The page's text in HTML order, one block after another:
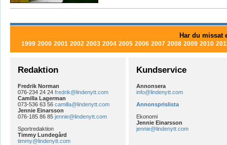
Har du missat
1999 2000 2001 2002 2003 2004 2005 2006 2007 2008 2009 2010
Redaktion
Fredrik Norman
076-234 24 24 fredrik@lindenytt.com
Camilla Lagerman
073-536 63 56 camilla@lindenytt.com
Jennie Einarsson
076-185 86 85 jennie@lindenytt.com
Sportredaktion
Timmy Lundegård
timmy@lindenytt.com
Kundservice
Annonsera
info@lindenytt.com
Annonsprislista
Ekonomi
Jennie Einarsson
jennie@lindenytt.com